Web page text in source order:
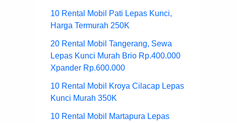
10 Rental Mobil Pati Lepas Kunci,
Harga Termurah 250K
20 Rental Mobil Tangerang, Sewa
Lepas Kunci Murah Brio Rp.400.000
Xpander Rp.600.000
10 Rental Mobil Kroya Cilacap Lepas
Kunci Murah 350K
10 Rental Mobil Martapura Lepas